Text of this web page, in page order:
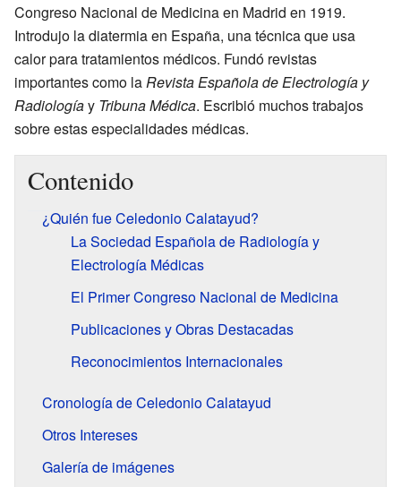
Congreso Nacional de Medicina en Madrid en 1919.
Introdujo la diatermia en España, una técnica que usa
calor para tratamientos médicos. Fundó revistas
importantes como laRevista Española de Electrología y
Radiologíay Tribuna Médica. Escribió muchos trabajos
sobre estas especialidades médicas.
Contenido
¿Quién fue Celedonio Calatayud?
La Sociedad Española de Radiología y
Electrología Médicas
El Primer Congreso Nacional de Medicina
Publicaciones y Obras Destacadas
Reconocimientos Internacionales
Cronología de Celedonio Calatayud
Otros Intereses
Galería de imágenes